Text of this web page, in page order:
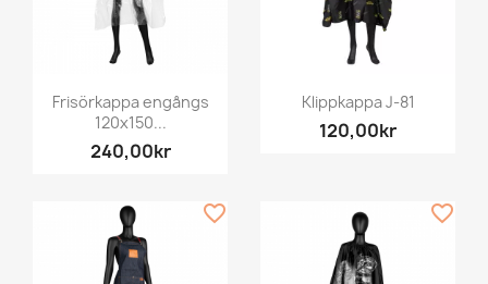
Frisörkappa engångs
120x150...
240,00kr
Klippkappa J-81
120,00kr
favorite_border favorite_border